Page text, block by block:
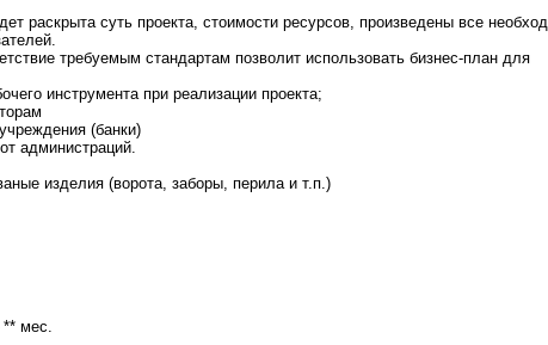
Вам счет на оплату.
бесплатно. Обращайтесь
+7(495)920-6198,
6121
раскрыта суть проекта, стоимости ресурсов, произведены все
требуемым стандартам позволит использовать бизнес-план для
инструмента при реализации проекта;
(банки)
администраций.
изделия (ворота, заборы, перила и т.п.)
** мес.